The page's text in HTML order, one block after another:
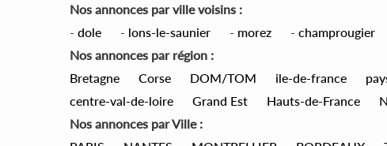
Nos annonces par ville voisins :
- dole - lons-le-saunier - morez - champrougier
Nos annonces par région :
Bretagne
Corse DOM/TOM ile-de-france
centre-val-de-loire
Grand Est Hauts-de-France
Nos annonces par Ville :